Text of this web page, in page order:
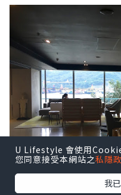
U Lifestyle 會使用
您同意接受本網站之私隱
我